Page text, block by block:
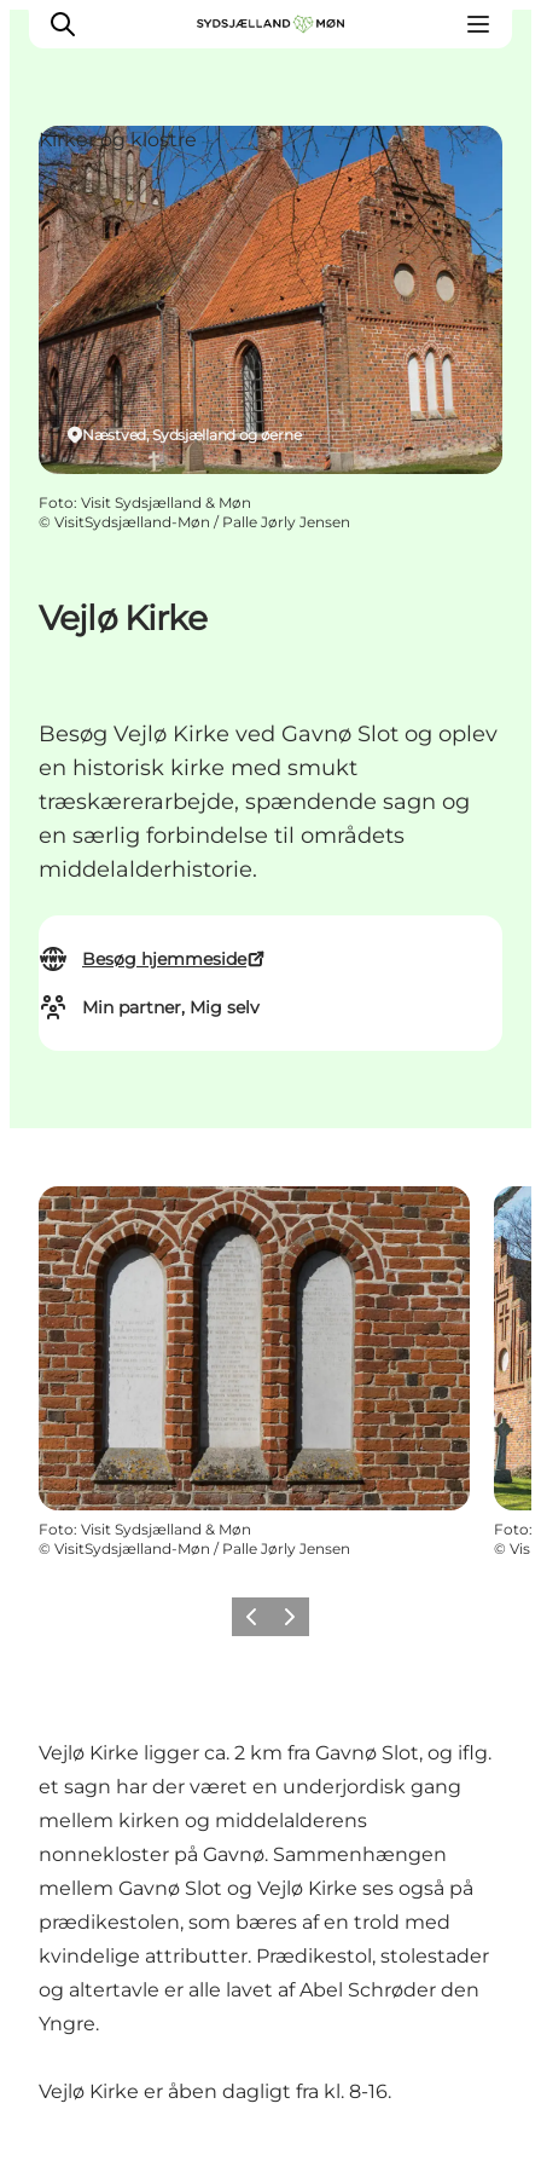
Oplev
Byer og steder
Events
Spis
Overnat
Planlæg din tur
Vejlø Kirke
Besøg Vejlø Kirke ved Gavnø Slot og oplev
en historisk kirke med smukt
træskærerarbejde, spændende sagn og
en særlig forbindelse til områdets
middelalderhistorie.
Besøg hjemmeside
Min partner, Mig selv
Næstved, Sydsjælland og øerne
Kirker og klostre
Foto: Visit Sydsjælland & Møn
© VisitSydsjælland-Møn / Palle Jørly Jensen
Foto: Visit Sydsjælland & Møn
© VisitSydsjælland-Møn / Palle Jørly Jensen
Foto:
©
ForrigeNæste
Vejlø Kirke ligger ca. 2 km fra Gavnø Slot, og iflg.
et sagn har der været en underjordisk gang
mellem kirken og middelalderens
nonnekloster på Gavnø. Sammenhængen
mellem Gavnø Slot og Vejlø Kirke ses også på
prædikestolen, som bæres af en trold med
kvindelige attributter. Prædikestol, stolestader
og altertavle er alle lavet af Abel Schrøder den
Yngre.
Vejlø Kirke er åben dagligt fra kl. 8-16.